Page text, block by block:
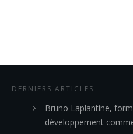
DERNIERS ARTICLES
Bruno Laplantine,
développement